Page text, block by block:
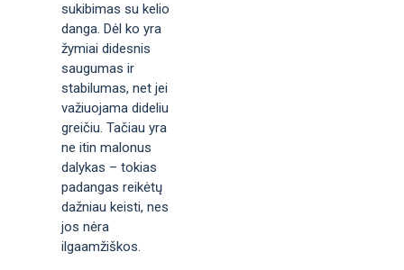
sukibimas su kelio
danga. Dėl ko yra
žymiai didesnis
saugumas ir
stabilumas, net jei
važiuojama dideliu
greičiu. Tačiau yra
ne itin malonus
dalykas – tokias
padangas reikėtų
dažniau keisti, nes
jos nėra
ilgaamžiškos.